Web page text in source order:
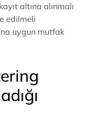
altına alınmalı
edilmeli
uygun mutfak